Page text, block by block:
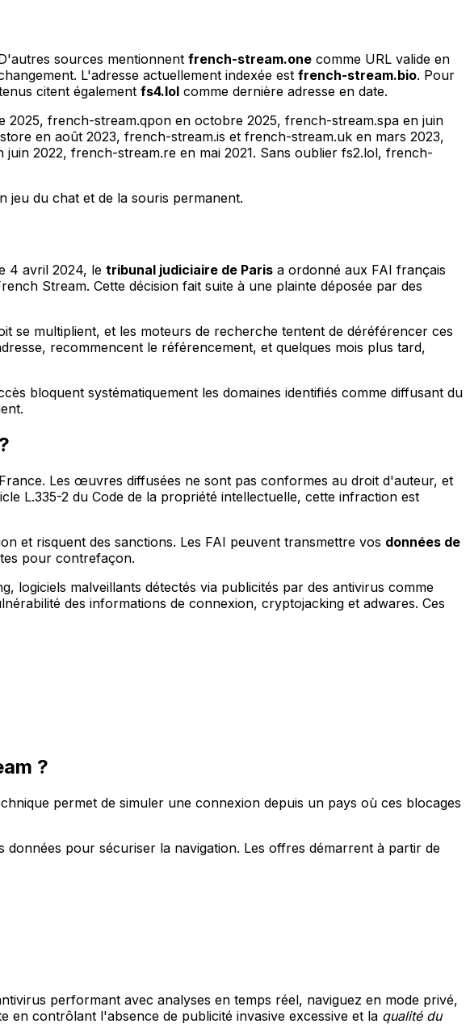
sources mentionnent french-stream.one comme URL valide en
L'adresse actuellement indexée est french-stream.bio. Pour
citent également fs4.lol comme dernière adresse en date.
french-stream.qpon en octobre 2025, french-stream.spa en juin
en août 2023, french-stream.is et french-stream.uk en mars 2023,
2022, french-stream.re en mai 2021. Sans oublier fs2.lol, french-
jeu du chat et de la souris permanent.
4 avril 2024, le tribunal judiciaire de Paris a ordonné aux FAI français
Stream. Cette décision fait suite à une plainte déposée par des
se multiplient, et les moteurs de recherche tentent de déréférencer ces
recommencent le référencement, et quelques mois plus tard,
bloquent systématiquement les domaines identifiés comme diffusant du
Les œuvres diffusées ne sont pas conformes au droit d'auteur, et
L.335-2 du Code de la propriété intellectuelle, cette infraction est
et risquent des sanctions. Les FAI peuvent transmettre vos données de
pour contrefaçon.
logiciels malveillants détectés via publicités par des antivirus comme
des informations de connexion, cryptojacking et adwares. Ces
?
permet de simuler une connexion depuis un pays où ces blocages
pour sécuriser la navigation. Les offres démarrent à partir de
performant avec analyses en temps réel, naviguez en mode privé,
contrôlant l'absence de publicité invasive excessive et la qualité du